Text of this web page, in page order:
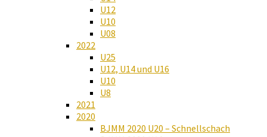
U12
U10
U08
2022
U25
U12, U14 und U16
U10
U8
2021
2020
BJMM 2020 U20 – Schnellschach